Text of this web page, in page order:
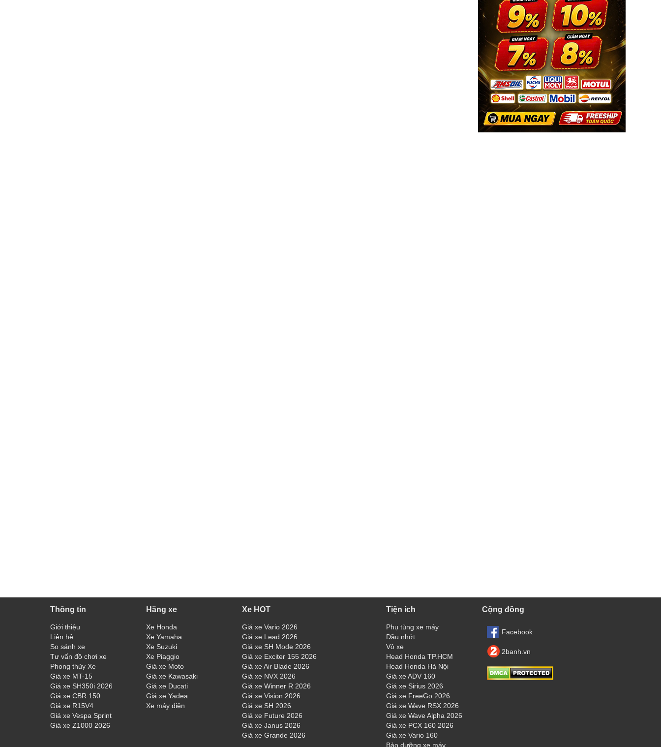
Thông tin
Giới thiệu
Liên hệ
So sánh xe
Tư vấn đồ chơi xe
Phong thủy Xe
Giá xe MT-15
Giá xe SH350i 2026
Giá xe CBR 150
Giá xe R15V4
Giá xe Vespa Sprint
Giá xe Z1000 2026
Hãng xe
Xe Honda
Xe Yamaha
Xe Suzuki
Xe Piaggio
Giá xe Moto
Giá xe Kawasaki
Giá xe Ducati
Giá xe Yadea
Xe máy điện
Xe HOT
Giá xe Vario 2026
Giá xe Lead 2026
Giá xe SH Mode 2026
Giá xe Exciter 155 2026
Giá xe Air Blade 2026
Giá xe NVX 2026
Giá xe Winner R 2026
Giá xe Vision 2026
Giá xe SH 2026
Giá xe Future 2026
Giá xe Janus 2026
Giá xe Grande 2026
Tiện ích
Phụ tùng xe máy
Dầu nhớt
Vỏ xe
Head Honda TP.HCM
Head Honda Hà Nội
Giá xe ADV 160
Giá xe Sirius 2026
Giá xe FreeGo 2026
Giá xe Wave RSX 2026
Giá xe Wave Alpha 2026
Giá xe PCX 160 2026
Giá xe Vario 160
Bảo dưỡng xe máy
Cộng đồng
Facebook
2banh.vn